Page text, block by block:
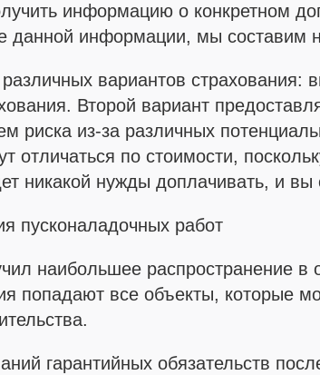
информацию о конкретном
данной информации, мы составим
вариантов
Второй вариант
риска из-за различных
отличаться по стоимости,
никакой нужды доплачивать, и вы
пусконаладочных работ
наибольшее распространение в
попадают все объекты, которые
гарантийных обязательств